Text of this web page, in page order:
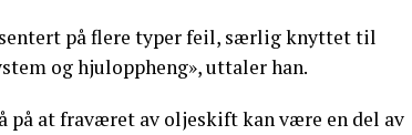
på flere typer feil, særlig knyttet til
og hjuloppheng», uttaler han.
på at fraværet av oljeskift kan være en del av